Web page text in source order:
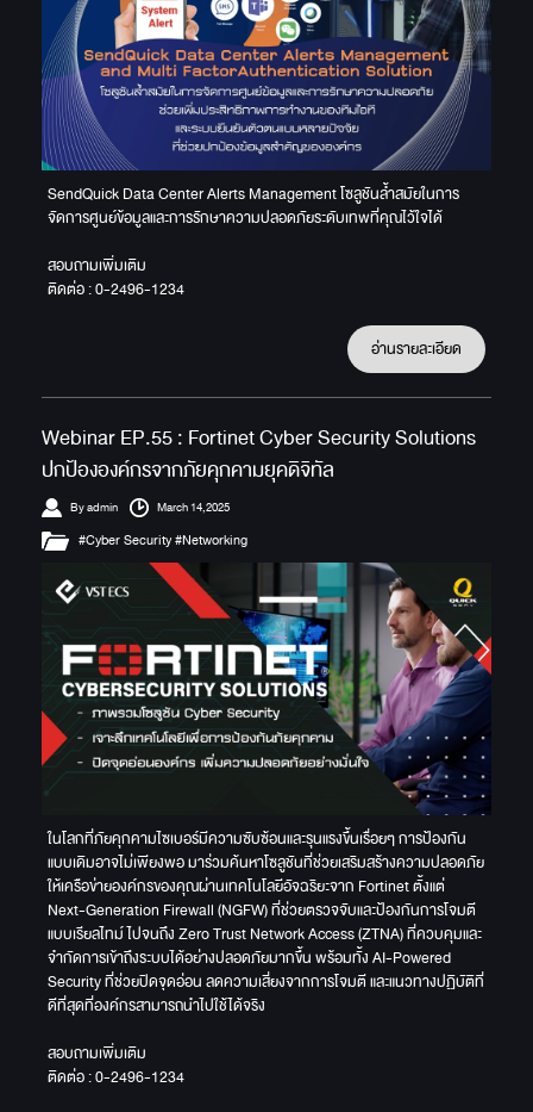
SendQuick Data Center Alerts Management โซลูชันล้ำสมัยในการ
จัดการศูนย์ข้อมูลและการรักษาความปลอดภัยระดับเทพที่คุณไว้ใจได้
สอบถามเพิ่มเติม
ติดต่อ : 0-2496-1234
อ่านรายละเอียด
Webinar EP.55 : Fortinet Cyber Security Solutions
ปกป้ององค์กรจากภัยคุกคามยุคดิจิทัล
By admin March 14,2025
#Cyber Security #Networking
ในโลกที่ภัยคุกคามไซเบอร์มีความซับซ้อนและรุนแรงขึ้นเรื่อยๆ การป้องกัน
แบบเดิมอาจไม่เพียงพอ มาร่วมค้นหาโซลูชันที่ช่วยเสริมสร้างความปลอดภัย
ให้เครือข่ายองค์กรของคุณผ่านเทคโนโลยีอัจฉริยะจาก Fortinet ตั้งแต่
Next-Generation Firewall (NGFW) ที่ช่วยตรวจจับและป้องกันการโจมตี
แบบเรียลไทม์ ไปจนถึง Zero Trust Network Access (ZTNA) ที่ควบคุมและ
จำกัดการเข้าถึงระบบได้อย่างปลอดภัยมากขึ้น พร้อมทั้ง AI-Powered
Security ที่ช่วยปิดจุดอ่อน ลดความเสี่ยงจากการโจมตี และแนวทางปฏิบัติที่
ดีที่สุดที่องค์กรสามารถนำไปใช้ได้จริง
สอบถามเพิ่มเติม
ติดต่อ : 0-2496-1234